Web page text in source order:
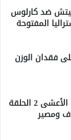
ضد كارلوس
المفتوحة
فقدان الوزن
بالتفاصيل: مسلسل شارع الأعشى 2 الحلقة
ومصير